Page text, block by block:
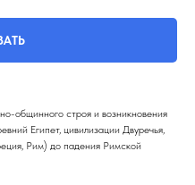
общинного строя и возникновения
Египет, цивилизации Двуречья,
Рим) до падения Римской